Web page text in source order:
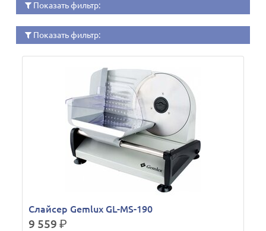
Показать фильтр:
Показать фильтр:
Слайсер Gemlux GL-MS-190
9 559р.